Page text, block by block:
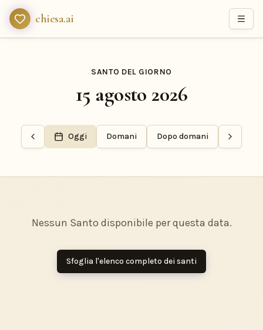
chiesa.ai
SANTO DEL GIORNO
15 agosto 2026
Oggi Domani Dopo domani
Nessun Santo disponibile per questa data.
Sfoglia l'elenco completo dei santi